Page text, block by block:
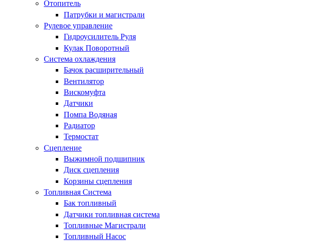
Отопитель
Патрубки и магистрали
Рулевое управление
Гидроусилитель Руля
Кулак Поворотный
Система охлаждения
Бачок расширительный
Вентилятор
Вискомуфта
Датчики
Помпа Водяная
Радиатор
Термостат
Сцепление
Выжимной подшипник
Диск сцепления
Корзины сцепления
Топливная Система
Бак топливный
Датчики топливная система
Топливные Магистрали
Топливный Насос